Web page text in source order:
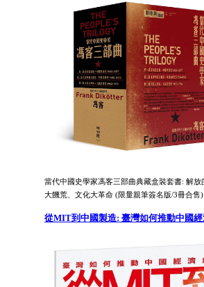
當代中國史學家馮客三部曲典藏盒裝套書: 解放
大饑荒、文化大革命 (限量親筆簽名版/3冊合售)
從MIT到中國製造: 臺灣如何推動中國